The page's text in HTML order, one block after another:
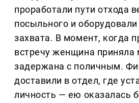
проработали пути отхода
посыльного и
захвата. В момент, когда
встречу женщина
задержана с поличным.
доставили в отдел, где
личность — ею оказалась